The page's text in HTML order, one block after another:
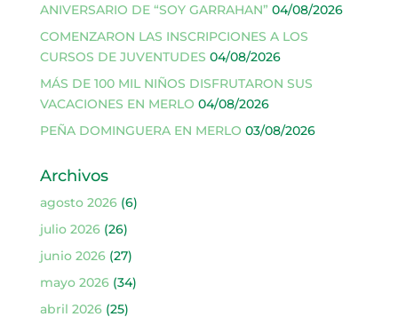
ANIVERSARIO DE “SOY GARRAHAN” 04/08/2026
COMENZARON LAS INSCRIPCIONES A LOS
CURSOS DE JUVENTUDES 04/08/2026
MÁS DE 100 MIL NIÑOS DISFRUTARON SUS
VACACIONES EN MERLO 04/08/2026
PEÑA DOMINGUERA EN MERLO 03/08/2026
Archivos
agosto 2026(6)
julio 2026(26)
junio 2026(27)
mayo 2026(34)
abril 2026(25)